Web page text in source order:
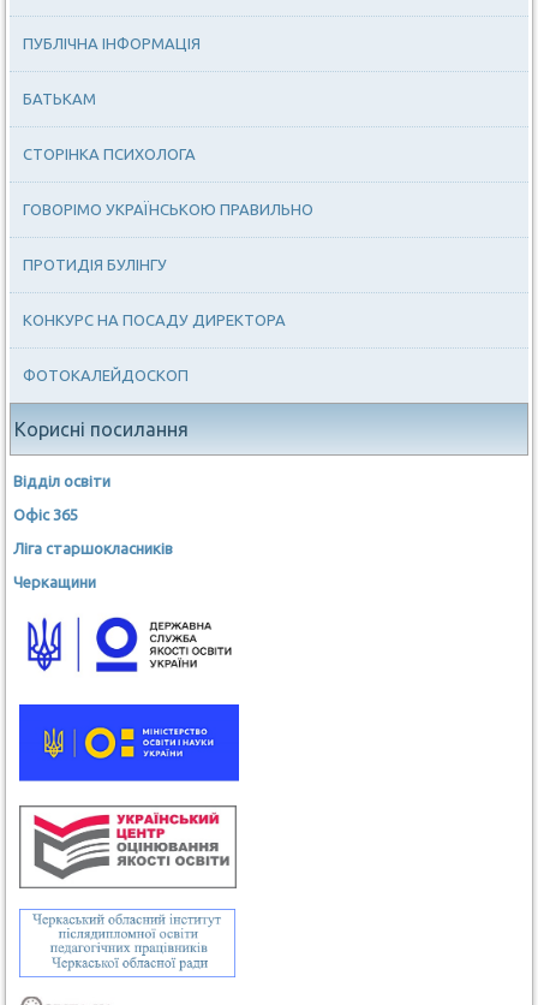
ПУБЛІЧНА ІНФОРМАЦІЯ
БАТЬКАМ
СТОРІНКА ПСИХОЛОГА
ГОВОРІМО УКРАЇНСЬКОЮ ПРАВИЛЬНО
ПРОТИДІЯ БУЛІНГУ
КОНКУРС НА ПОСАДУ ДИРЕКТОРА
ФОТОКАЛЕЙДОСКОП
Корисні посилання
Відділ освіти
Офіс 365
Ліга старшокласників
Черкащини